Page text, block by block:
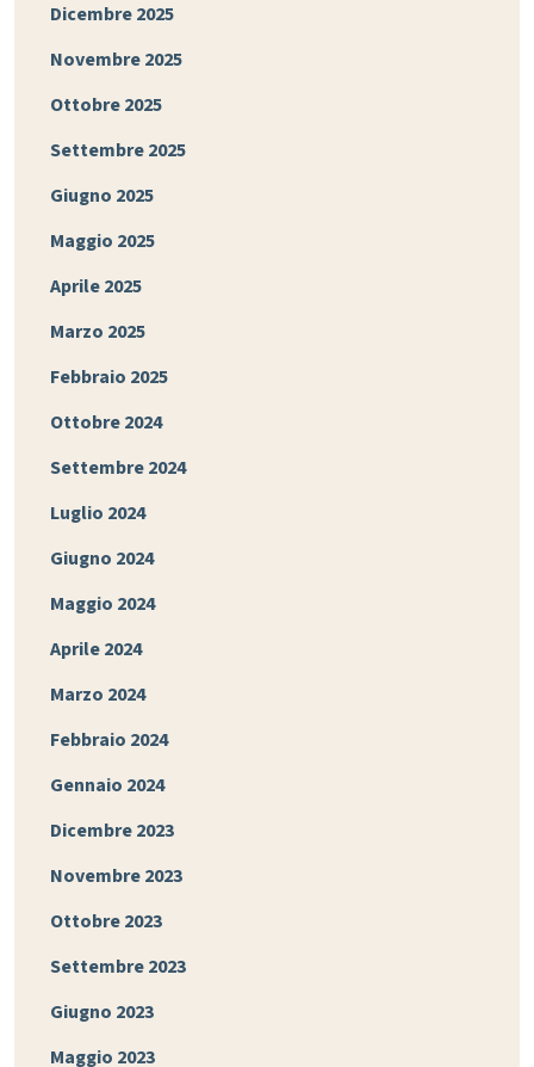
Dicembre 2025
Novembre 2025
Ottobre 2025
Settembre 2025
Giugno 2025
Maggio 2025
Aprile 2025
Marzo 2025
Febbraio 2025
Ottobre 2024
Settembre 2024
Luglio 2024
Giugno 2024
Maggio 2024
Aprile 2024
Marzo 2024
Febbraio 2024
Gennaio 2024
Dicembre 2023
Novembre 2023
Ottobre 2023
Settembre 2023
Giugno 2023
Maggio 2023